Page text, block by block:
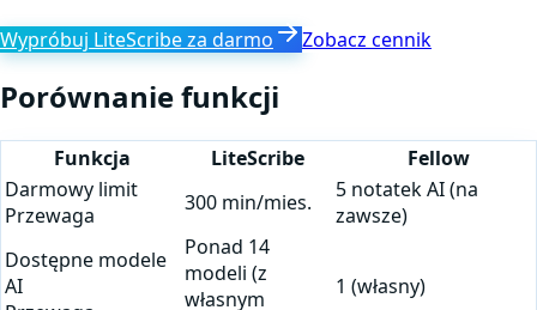
Wypróbuj LiteScribe za darmo Zobacz cennik
Porównanie funkcji
Funkcja LiteScribe
Fellow
Darmowy limit
Przewaga
300 min/mies.
5 notatek AI (na
zawsze)
Dostępne modele
AI
Ponad 14
modeli (z
własnym
1 (własny)